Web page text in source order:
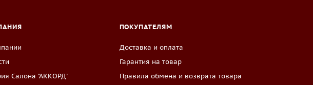
Салона "АККОРД"
ПОКУПАТЕЛЯМ
Доставка и оплата
Гарантия на товар
Правила обмена и возврата товара